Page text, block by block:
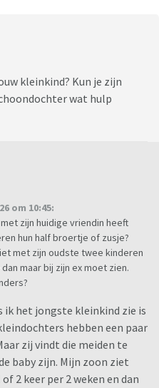
kleinkind? Kun je zijn
wat hulp
om 10:45:
zijn huidige vriendin heeft
hun half broertje of zusje?
met zijn oudste twee kinderen
maar bij zijn ex moet zien.
ik het jongste kleinkind zie is
hebben een paar
zij vindt die meiden te
baby zijn. Mijn zoon ziet
2 keer per 2 weken en dan